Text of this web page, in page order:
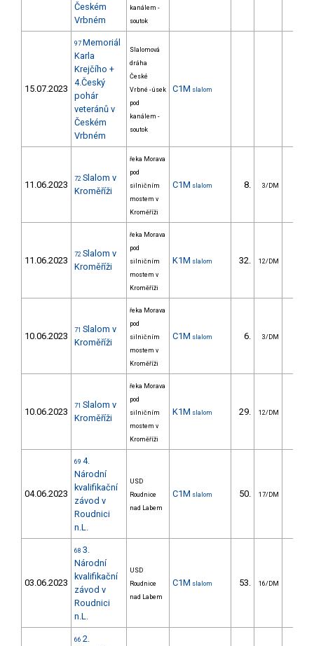
Českém
Vrbném
kanálem -
soutok
15.07.2023
97 Memoriál
Karla
Krejčího +
4.Český
pohár
veteránů v
Českém
Vrbném
Slalomová
dráha
České
Vrbné - úsek
pod
kanálem -
soutok
C1M slalom
11.06.2023
72 Slalom v
Kroměříži
řeka Morava
pod
silničním
mostem v
Kroměříži
C1M slalom 8. 3/DM
11.06.2023
72 Slalom v
Kroměříži
řeka Morava
pod
silničním
mostem v
Kroměříži
K1M slalom 32. 12/DM
10.06.2023
71 Slalom v
Kroměříži
řeka Morava
pod
silničním
mostem v
Kroměříži
C1M slalom 6. 3/DM
10.06.2023
71 Slalom v
Kroměříži
řeka Morava
pod
silničním
mostem v
Kroměříži
K1M slalom 29. 12/DM
04.06.2023
69 4.
Národní
kvalifikační
závod v
Roudnici
n.L.
USD
Roudnice
nad Labem
C1M slalom 50. 17/DM
03.06.2023
68 3.
Národní
kvalifikační
závod v
Roudnici
n.L.
USD
Roudnice
nad Labem
C1M slalom 53. 16/DM
66 2.